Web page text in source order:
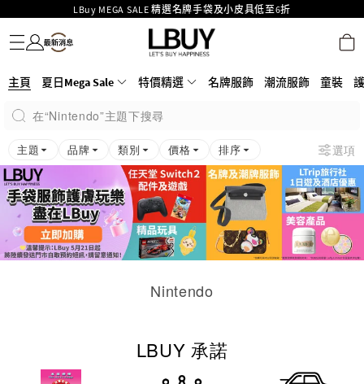
LBuy MEGA SALE 精選名牌手袋及小皮具低至6折
Goyard Hobo / Hobo Mini人氣限量特別版限時原價低至75折!
LBuy呈獻 - Hermès 及 Chanel 手袋及首飾原價低至6折，立即入手!
426號舖！
MOKO 1樓175號鋪旗艦店特設名牌Hermès、CHANEL及LV專區！
購物滿HKD500即享免運費！
名牌服飾
潮流服飾
童裝
護膚美妝
香水香薰
個人護理
母嬰護理
遊戲及精品玩具
文儀用品
家居生活
電子產品
美食
醫藥保健
運動與戶外用品
主頁 夏日Mega Sale 特價精選 名牌服飾 潮流服飾 童裝
在“Nintendo”主題下搜尋
主題 品牌 類別 價格 排序 選項
Nintendo
LBUY 承諾